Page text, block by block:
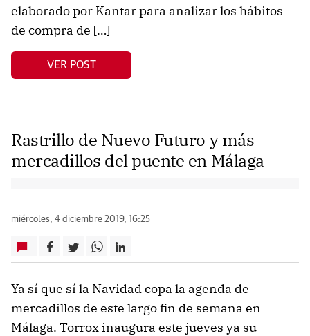
elaborado por Kantar para analizar los hábitos
de compra de […]
VER POST
Rastrillo de Nuevo Futuro y más
mercadillos del puente en Málaga
miércoles, 4 diciembre 2019, 16:25
Ya sí que sí la Navidad copa la agenda de
mercadillos de este largo fin de semana en
Málaga. Torrox inaugura este jueves ya su